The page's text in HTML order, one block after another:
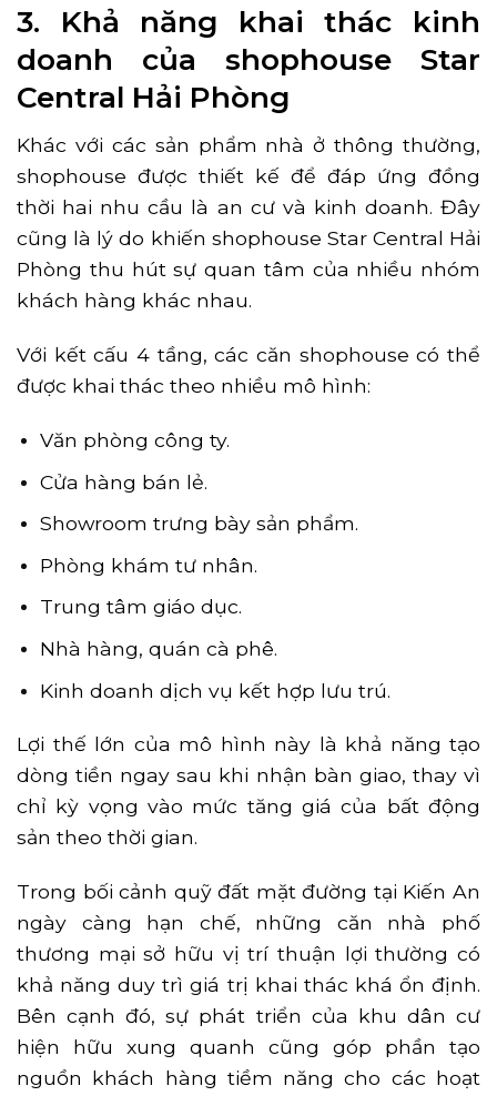
3. Khả năng khai thác kinh
doanh của shophouse Star
Central Hải Phòng
Khác với các sản phẩm nhà ở thông thường,
shophouse được thiết kế để đáp ứng đồng
thời hai nhu cầu là an cư và kinh doanh. Đây
cũng là lý do khiến shophouse Star Central Hải
Phòng thu hút sự quan tâm của nhiều nhóm
khách hàng khác nhau.
Với kết cấu 4 tầng, các căn shophouse có thể
được khai thác theo nhiều mô hình:
Văn phòng công ty.
Cửa hàng bán lẻ.
Showroom trưng bày sản phẩm.
Phòng khám tư nhân.
Trung tâm giáo dục.
Nhà hàng, quán cà phê.
Kinh doanh dịch vụ kết hợp lưu trú.
Lợi thế lớn của mô hình này là khả năng tạo
dòng tiền ngay sau khi nhận bàn giao, thay vì
chỉ kỳ vọng vào mức tăng giá của bất động
sản theo thời gian.
Trong bối cảnh quỹ đất mặt đường tại Kiến An
ngày càng hạn chế, những căn nhà phố
thương mại sở hữu vị trí thuận lợi thường có
khả năng duy trì giá trị khai thác khá ổn định.
Bên cạnh đó, sự phát triển của khu dân cư
hiện hữu xung quanh cũng góp phần tạo
nguồn khách hàng tiềm năng cho các hoạt